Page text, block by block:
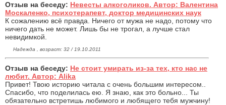
Отзыв на беседу: Невесты алкоголиков. Автор: Валентина
Москаленко, психотерапевт, доктор медицинских наук
К сожалению всё правда. Ничего от мужа не надо, потому что
ничего дать не может. Лишь бы не трогал, а лучше стал
невидимкой.
Надежда , возраст: 32 / 19.10.2011
Отзыв на беседу: Не стоит умирать из-за тех, кто нас не
любит. Автор: Alika
Привет! Твою историю читала с очень большим интересом..
Спасибо, что поделилась ею. Я знаю, как это больно... Ты
обязательно встретишь любимого и любящего тебя мужчину!